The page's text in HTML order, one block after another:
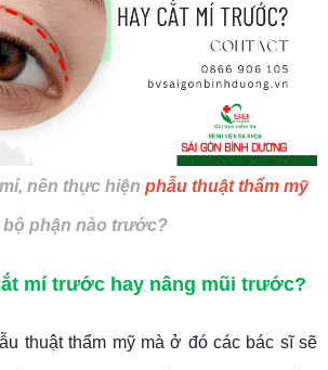
nên thực hiện phẫu thuật thẩm mỹ
bộ phận nào trước?
mí trước hay nâng mũi trước?
thuật thẩm mỹ mà ở đó các bác sĩ sẽ